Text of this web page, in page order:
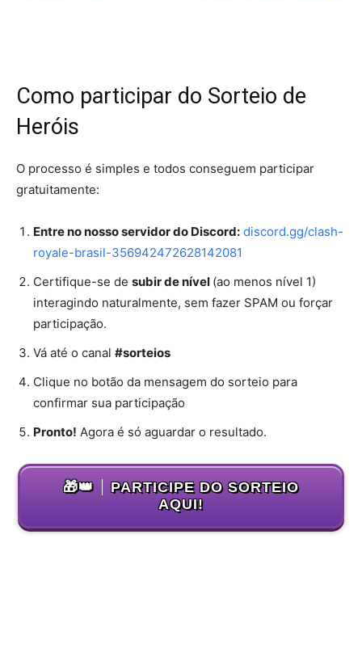
Como participar do Sorteio de
Heróis
O processo é simples e todos conseguem participar
gratuitamente:
Entre no nosso servidor do Discord: discord.gg/clash-
royale-brasil-356942472628142081
Certifique-se de subir de nível (ao menos nível 1)
interagindo naturalmente, sem fazer SPAM ou forçar
participação.
Vá até o canal #sorteios
Clique no botão da mensagem do sorteio para
confirmar sua participação
Pronto! Agora é só aguardar o resultado.
🎁👑
PARTICIPE DO SORTEIO
AQUI!